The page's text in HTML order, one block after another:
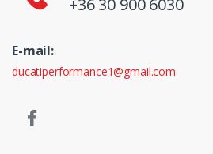
E-mail:
ducatiperformance1@gmail.com